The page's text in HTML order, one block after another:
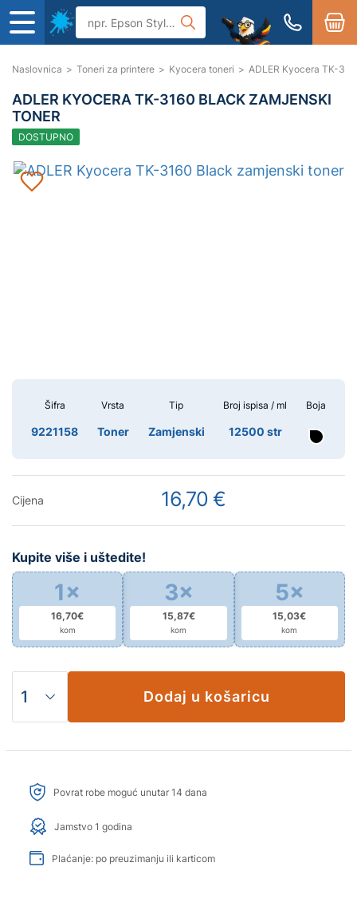
Naslovnica > Toneri za printere > Kyocera toneri > ADLER Kyocera TK-
ADLER KYOCERA TK-3160 BLACK ZAMJENSKI
TONER
DOSTUPNO
Šifra
9221158
Vrsta
Toner
Tip
Zamjenski
Broj ispisa / ml
12500 str
Boja
Cijena 16,70 €
Kupite više i uštedite!
5×
15,03€
kom
3×
15,87€
kom
1×
16,70€
kom
Dodaj u košaricu
Povrat robe moguć unutar 14 dana
Jamstvo 1 godina
Plaćanje: po preuzimanju ili karticom